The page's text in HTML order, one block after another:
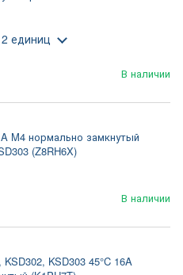
В наличии
единиц
M4 нормально замкнутый
(Z8RH6X)
В наличии
KSD303 45°C 16A